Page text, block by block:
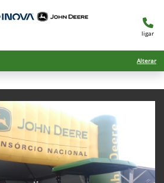
ligar
Alterar